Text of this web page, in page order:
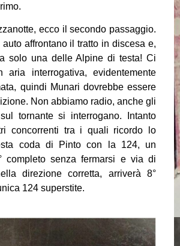
ecco il secondo passaggio.
affrontano il tratto in discesa e,
solo una delle Alpine di testa! Ci
aria interrogativa, evidentemente
quindi Munari dovrebbe essere
Non abbiamo radio, anche gli
tornante si interrogano. Intanto
concorrenti tra i quali ricordo lo
coda di Pinto con la 124, un
completo senza fermarsi e via di
direzione corretta, arriverà 8°
124 superstite.